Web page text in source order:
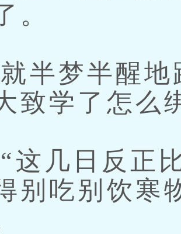
。
半梦半醒地
致学了怎么
几日反正
别吃别饮寒